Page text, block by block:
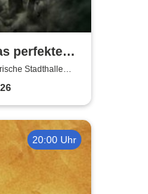
perfekte
Stadthalle
20:00 Uhr